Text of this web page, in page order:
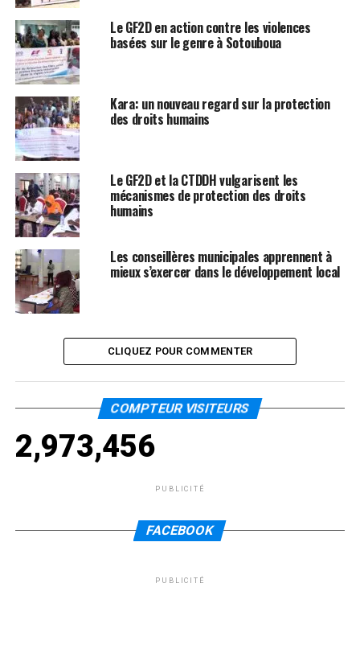
Le GF2D en action contre les violences
basées sur le genre à Sotouboua
Kara: un nouveau regard sur la protection
des droits humains
Le GF2D et la CTDDH vulgarisent les
mécanismes de protection des droits
humains
Les conseillères municipales apprennent à
mieux s’exercer dans le développement local
CLIQUEZ POUR COMMENTER
COMPTEUR VISITEURS
2,973,456
PUBLICITÉ
FACEBOOK
PUBLICITÉ